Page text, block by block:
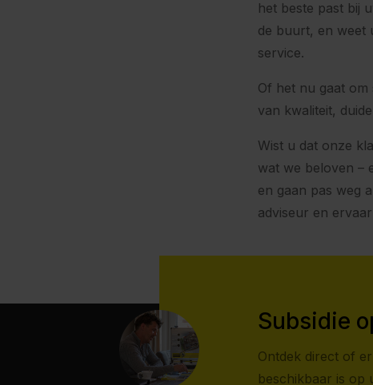
het beste past bij
de buurt, en weet
service.
Of het nu gaat
van kwaliteit,
Wist u dat onze
wat we beloven –
en gaan pas weg
adviseur en
Subsidie
Ontdek direct of
beschikbaar is op